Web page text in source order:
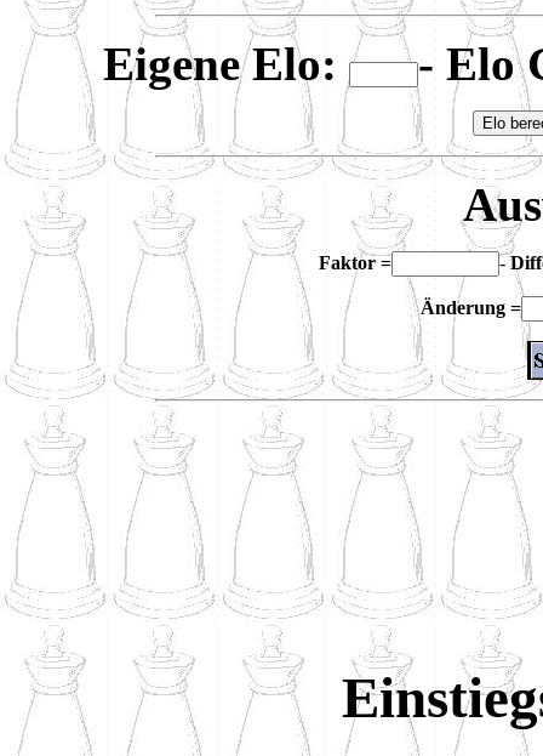
Eigene Elo:
- Elo
Faktor = -
Änderung =